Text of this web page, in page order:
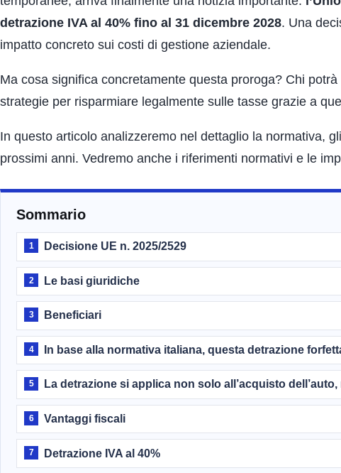
detrazione IVA al 40% fino al 31 dicembre 2028. Una
impatto concreto sui costi di gestione aziendale.
Ma cosa significa concretamente questa proroga? Chi
strategie per risparmiare legalmente sulle tasse grazie a
In questo articolo analizzeremo nel dettaglio la normativa,
prossimi anni. Vedremo anche i riferimenti normativi e le
Sommario
1 Decisione UE n. 2025/2529
2 Le basi giuridiche
3 Beneficiari
4 In base alla normativa italiana, questa detrazione
5 La detrazione si applica non solo all’acquisto dell’auto,
6 Vantaggi fiscali
7 Detrazione IVA al 40%